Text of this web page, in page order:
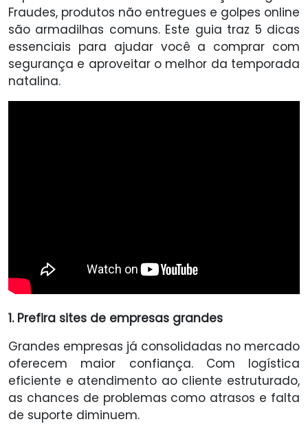
Fraudes, produtos não entregues e golpes online
são armadilhas comuns. Este guia traz 5 dicas
essenciais para ajudar você a comprar com
segurança e aproveitar o melhor da temporada
natalina.
1. Prefira sites de empresas grandes
Grandes empresas já consolidadas no mercado
oferecem maior confiança. Com logística
eficiente e atendimento ao cliente estruturado,
as chances de problemas como atrasos e falta
de suporte diminuem.